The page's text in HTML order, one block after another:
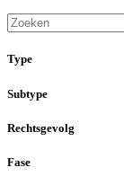
Type
Subtype
Rechtsgevolg
Fase